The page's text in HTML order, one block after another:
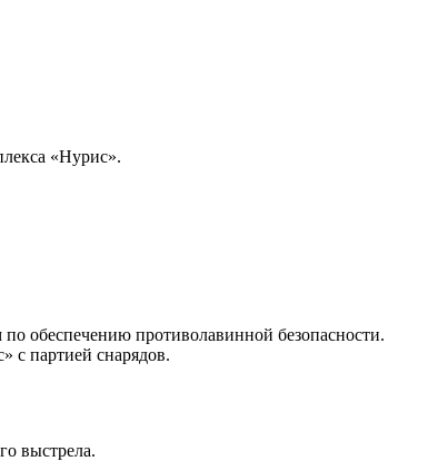
«Нурис».
обеспечению противолавинной безопасности.
с партией снарядов.
выстрела.